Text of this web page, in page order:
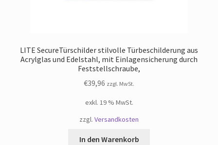
LITE SecureTürschilder stilvolle Türbeschilderung aus
Acrylglas und Edelstahl, mit Einlagensicherung durch
Feststellschraube,
€39,96 zzgl. MwSt.
exkl. 19 % MwSt.
zzgl. Versandkosten
In den Warenkorb